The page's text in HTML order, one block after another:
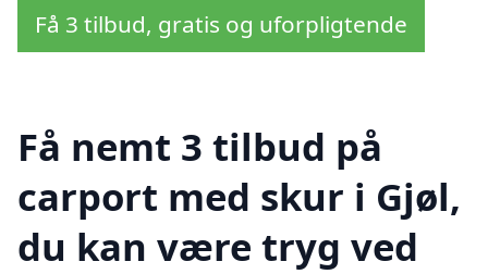
Få 3 tilbud, gratis og uforpligtende
Få nemt 3 tilbud på
carport med skur i Gjøl,
du kan være tryg ved